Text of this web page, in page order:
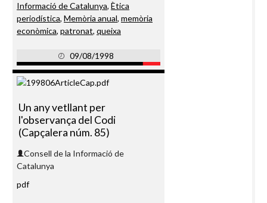
Informació de Catalunya, Ètica
periodística, Memòria anual, memòria
econòmica, patronat, queixa
09/08/1998
Un any vetllant per
l'observança del Codi
(Capçalera núm. 85)
Consell de la Informació de
Catalunya
pdf